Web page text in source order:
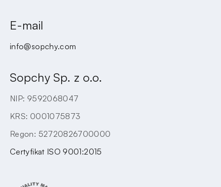
E-mail
info@sopchy.com
Sopchy Sp. z o.o.
NIP: 9592068047
KRS: 0001075873
Regon: 52720826700000
Certyfikat ISO 9001:2015